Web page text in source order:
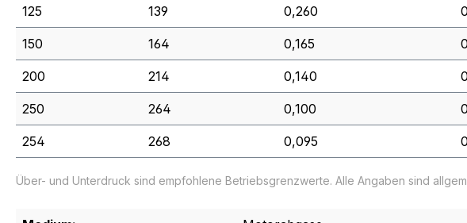
125 139 0,260
150 164 0,165
200 214 0,140
250 264 0,100
254 268 0,095
Über- und Unterdruck sind empfohlene Betriebsgrenzwerte. Alle Angaben sind